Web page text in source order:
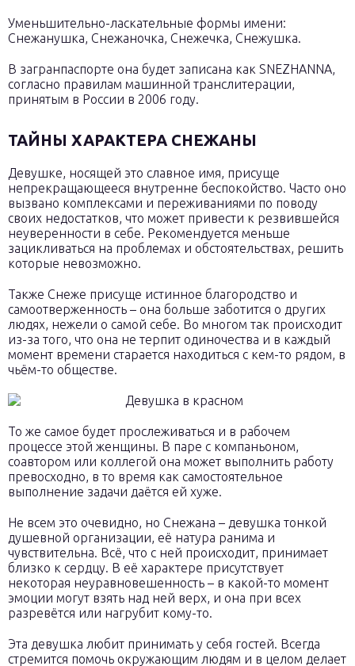
Уменьшительно-ласкательные формы имени:
Снежанушка, Снежаночка, Снежечка, Снежушка.
В загранпаспорте она будет записана как SNEZHANNA,
согласно правилам машинной транслитерации,
принятым в России в 2006 году.
ТАЙНЫ ХАРАКТЕРА СНЕЖАНЫ
Девушке, носящей это славное имя, присуще
непрекращающееся внутренне беспокойство. Часто оно
вызвано комплексами и переживаниями по поводу
своих недостатков, что может привести к резвившейся
неуверенности в себе. Рекомендуется меньше
зацикливаться на проблемах и обстоятельствах, решить
которые невозможно.
Также Снеже присуще истинное благородство и
самоотверженность – она больше заботится о других
людях, нежели о самой себе. Во многом так происходит
из-за того, что она не терпит одиночества и в каждый
момент времени старается находиться с кем-то рядом, в
чьём-то обществе.
То же самое будет прослеживаться и в рабочем
процессе этой женщины. В паре с компаньоном,
соавтором или коллегой она может выполнить работу
превосходно, в то время как самостоятельное
выполнение задачи даётся ей хуже.
Не всем это очевидно, но Снежана – девушка тонкой
душевной организации, её натура ранима и
чувствительна. Всё, что с ней происходит, принимает
близко к сердцу. В её характере присутствует
некоторая неуравновешенность – в какой-то момент
эмоции могут взять над ней верх, и она при всех
разревётся или нагрубит кому-то.
Эта девушка любит принимать у себя гостей. Всегда
стремится помочь окружающим людям и в целом делает